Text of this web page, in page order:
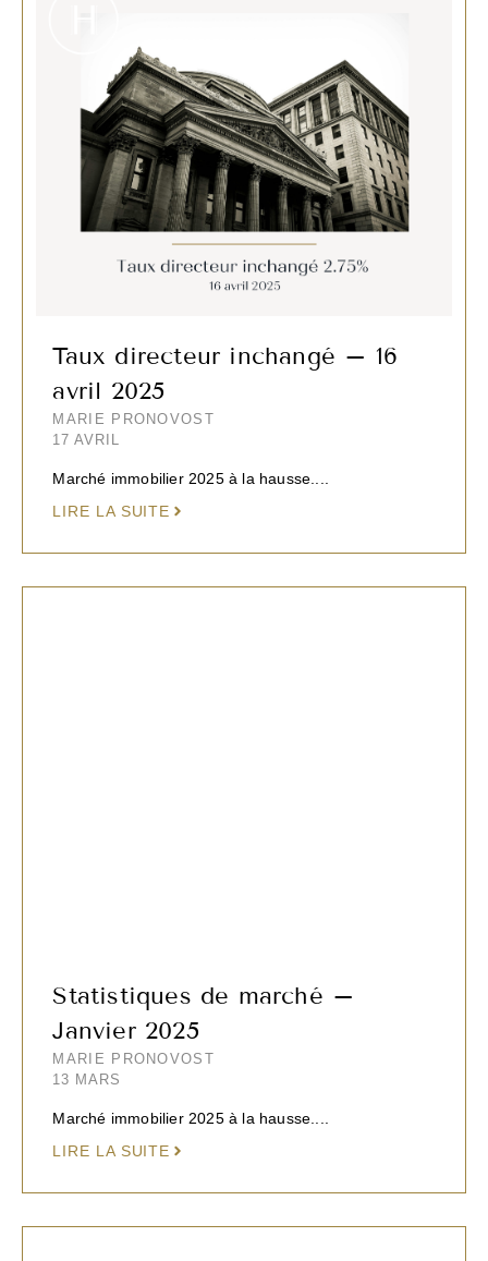
Taux directeur inchangé – 16
avril 2025
MARIE PRONOVOST
17 AVRIL
Marché immobilier 2025 à la hausse....
LIRE LA SUITE
Statistiques de marché –
Janvier 2025
MARIE PRONOVOST
13 MARS
Marché immobilier 2025 à la hausse....
LIRE LA SUITE